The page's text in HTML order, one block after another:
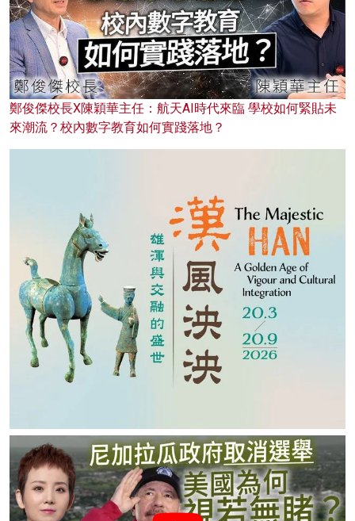
鄭俊傑校長X陳穎華主任：航天AI時代來臨 學校如何緊貼未
來潮流？校內數字教育如何實踐落地？